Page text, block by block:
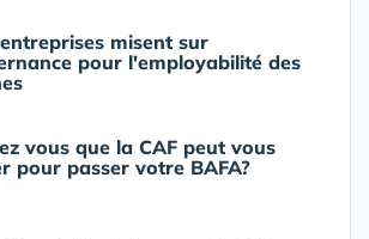
misent sur
pour l'employabilité des
vous que la CAF peut vous
pour passer votre BAFA?